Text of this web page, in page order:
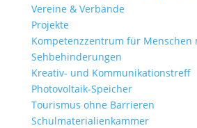
Vereine & Verbände
Projekte
Kompetenzzentrum für Menschen
Sehbehinderungen
Kreativ- und Kommunikationstreff
Photovoltaik-Speicher
Tourismus ohne Barrieren
Schulmaterialienkammer